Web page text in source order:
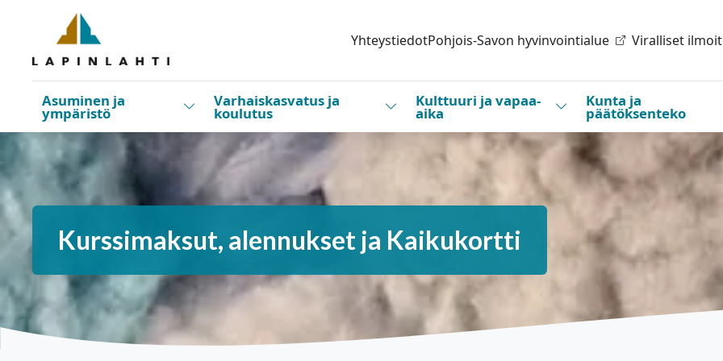
Siirry pääsisältöön
YhteystiedotPohjois-Savon hyvinvointialue Viralliset
Asuminen ja
ympäristö Vaihda alasvetovalikkoa
Varhaiskasvatus ja
koulutus Vaihda alasvetovalikkoa
Kulttuuri ja vapaa-
aika Vaihda alasvetovalikkoa
Kunta ja
päätöksenteko
Kurssimaksut, alennukset ja Kaikukortti